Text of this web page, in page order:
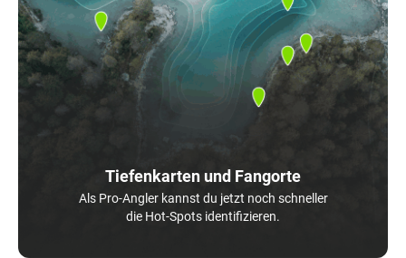
Tiefenkarten und Fangorte
Als Pro-Angler kannst du jetzt noch schneller
die Hot-Spots identifizieren.